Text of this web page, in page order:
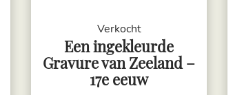
Verkocht
Een ingekleurde
Gravure van Zeeland –
17e eeuw